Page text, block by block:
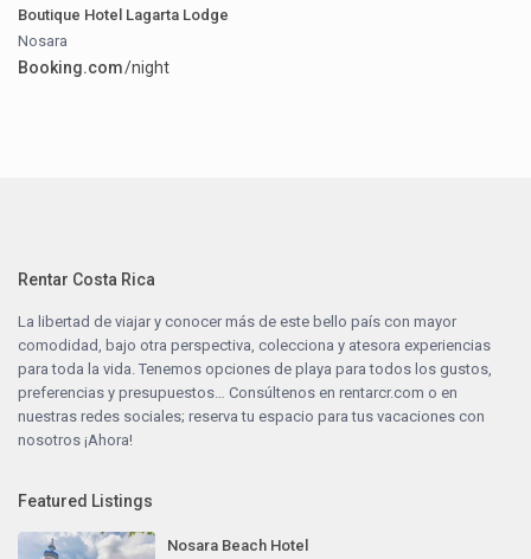
Boutique Hotel Lagarta Lodge
Nosara
Booking.com/night
Rentar Costa Rica
La libertad de viajar y conocer más de este bello país con mayor
comodidad, bajo otra perspectiva, colecciona y atesora experiencias
para toda la vida. Tenemos opciones de playa para todos los gustos,
preferencias y presupuestos… Consúltenos enrentarcr.com o en
nuestras redes sociales; reserva tu espacio para tus vacaciones con
nosotros ¡Ahora!
Featured Listings
Nosara Beach Hotel